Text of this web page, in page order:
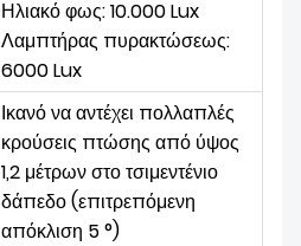
Ηλιακό φως: 10.000 Lux
Λαμπτήρας πυρακτώσεως:
6000 Lux
Ικανό να αντέχει πολλαπλές
κρούσεις πτώσης από ύψος
1,2 μέτρων στο τσιμεντένιο
δάπεδο (επιτρεπόμενη
απόκλιση 5 °)